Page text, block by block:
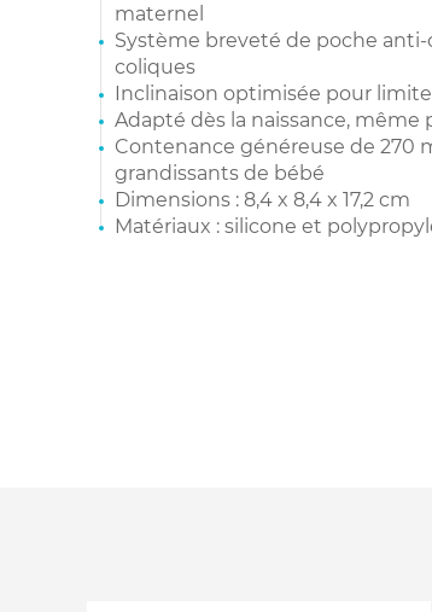
maternel
Système breveté de poche
coliques
Inclinaison optimisée pour
Adapté dès la naissance, même
Contenance généreuse de 270
grandissants de bébé
Dimensions : 8,4 x 8,4 x 17,2 cm
Matériaux : silicone et